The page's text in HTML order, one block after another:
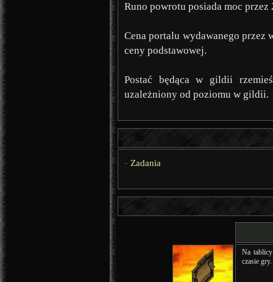
Runo powrotu posiada moc
Cena portalu wydawanego przez
ceny podstawowej.
Postać będąca w gildii
uzależniony od poziomu w gildii.
- Zadania
Na
czasie gry.